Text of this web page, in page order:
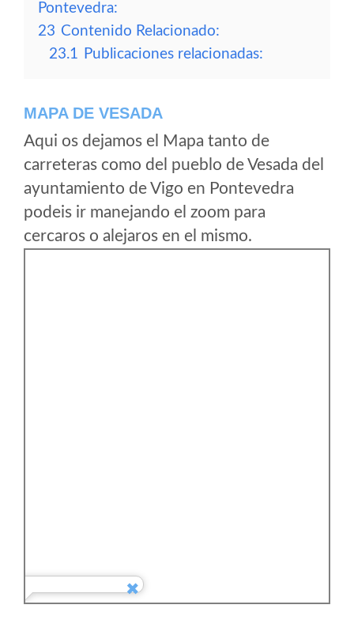
Pontevedra:
23 Contenido Relacionado:
23.1 Publicaciones relacionadas:
MAPA DE VESADA
Aqui os dejamos el Mapa tanto de
carreteras como del pueblo de Vesada del
ayuntamiento de Vigo en Pontevedra
podeis ir manejando el zoom para
cercaros o alejaros en el mismo.